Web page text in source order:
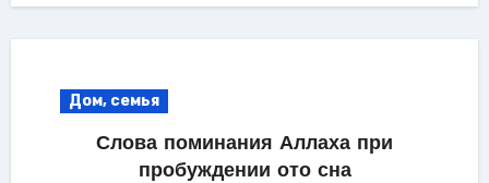
Дом, семья
Слова поминания Аллаха при
пробуждении ото сна